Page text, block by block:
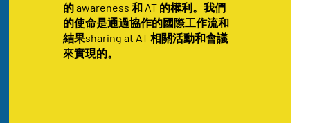
的 awareness 和 AT 的權利。我們
的使命是通過協作的國際工作流和
結果sharing at AT 相關活動和會議
來實現的。